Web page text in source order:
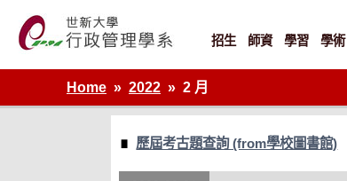
content
世新大學行政管理學系網站
招生 師資 學習 學術
Home 2022 2 月
歷屆考古題查詢 (from學校圖書館)